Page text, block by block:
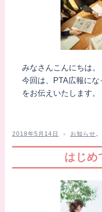
みなさんこんにちは。
今回は、PTA広報に
をお伝えいたします
2018年5月14日 お知らせ、
はじめ